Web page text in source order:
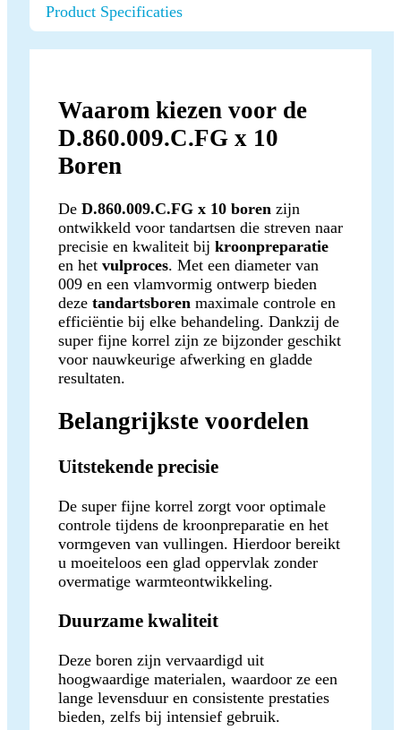
Product Specificaties
Waarom kiezen voor de
D.860.009.C.FG x 10
Boren
De D.860.009.C.FG x 10 boren zijn
ontwikkeld voor tandartsen die streven naar
precisie en kwaliteit bij kroonpreparatie
en het vulproces. Met een diameter van
009 en een vlamvormig ontwerp bieden
deze tandartsboren maximale controle en
efficiëntie bij elke behandeling. Dankzij de
super fijne korrel zijn ze bijzonder geschikt
voor nauwkeurige afwerking en gladde
resultaten.
Belangrijkste voordelen
Uitstekende precisie
De super fijne korrel zorgt voor optimale
controle tijdens de kroonpreparatie en het
vormgeven van vullingen. Hierdoor bereikt
u moeiteloos een glad oppervlak zonder
overmatige warmteontwikkeling.
Duurzame kwaliteit
Deze boren zijn vervaardigd uit
hoogwaardige materialen, waardoor ze een
lange levensduur en consistente prestaties
bieden, zelfs bij intensief gebruik.